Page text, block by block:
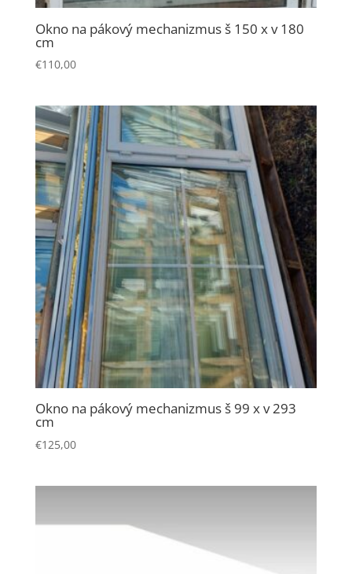
Okno na pákový mechanizmus š 150 x v 180
cm
€110,00
Okno na pákový mechanizmus š 99 x v 293
cm
€125,00